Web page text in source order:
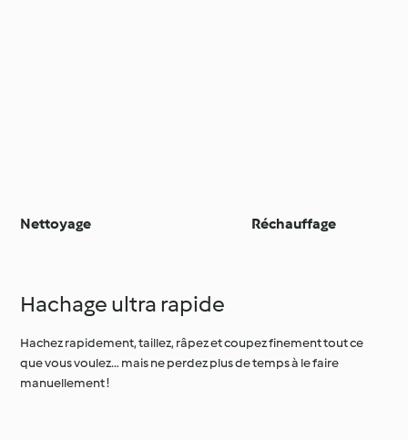
Nettoyage Réchauffage
Hachage ultra rapide
Hachez rapidement, taillez, râpez et coupez finement tout ce
que vous voulez… mais ne perdez plus de temps à le faire
manuellement !